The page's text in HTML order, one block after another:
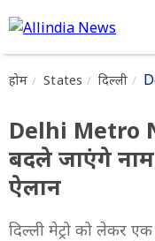
होम States दिल्ली
Delhi Metro
बदले जाएंगे
ऐलान
दिल्ली मेट्रो को लेकर